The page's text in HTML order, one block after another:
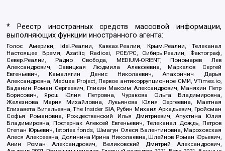
* Реестр иностранных средств массовой информации,
выполняющих функции иностранного агента:
Голос Америки, Idel.Реалии, Кавказ.Реалии, Крым.Реалии, Телеканал
Настоящее Время, Azatliq Radiosi, PCE/PC, Сибирь.Реалии, Фактограф,
Север.Реалии, Радио Свобода, MEDIUM-ORIENT, Пономарев Лев
Александрович, Савицкая Людмила Алексеевна, Маркелов Сергей
Евгеньевич, Камалягин Денис Николаевич, Апахончич Дарья
Александровна, Medusa Project, Первое антикоррупционное СМИ, VTimes.io,
Баданин Роман Сергеевич, Гликин Максим Александрович, Маняхин Петр
Борисович, Ярош Юлия Петровна, Чуракова Ольга Владимировна,
Железнова Мария Михайловна, Лукьянова Юлия Сергеевна, Маетная
Елизавета Витальевна, The Insider SIA, Рубин Михаил Аркадьевич, Гройсман
Софья Романовна, Рождественский Илья Дмитриевич, Апухтина Юлия
Владимировна, Постернак Алексей Евгеньевич, Телеканал Дождь, Петров
Степан Юрьевич, Istories fonds, Шмагун Олеся Валентиновна, Мароховская
Алеся Алексеевна, Долинина Ирина Николаевна, Шлейнов Роман Юрьевич,
Анин Роман Александрович, Великовский Дмитрий Александрович,